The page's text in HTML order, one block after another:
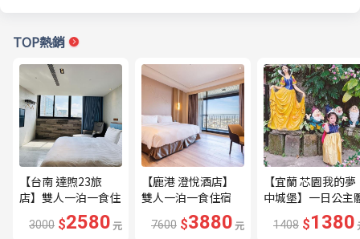
TOP熱銷
【台南 達煦23旅
店】雙人一泊一食住
宿券---🔥近海安路
商圈🔥
3000 $2580元
【鹿港 澄悅酒店】
雙人一泊一食住宿
券---🔥平日限量升
等家庭房、贈兩小🔥
7600 $3880元
【宜蘭 芯園我的夢
中城堡】一日公主
驗券---🔥含歐式下
午茶及換裝🔥
1408 $1380